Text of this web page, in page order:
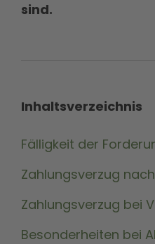
sind.
Inhaltsverzeichnis
Fälligkeit der
Zahlungsverzug nach
Zahlungsverzug bei
Besonderheiten bei